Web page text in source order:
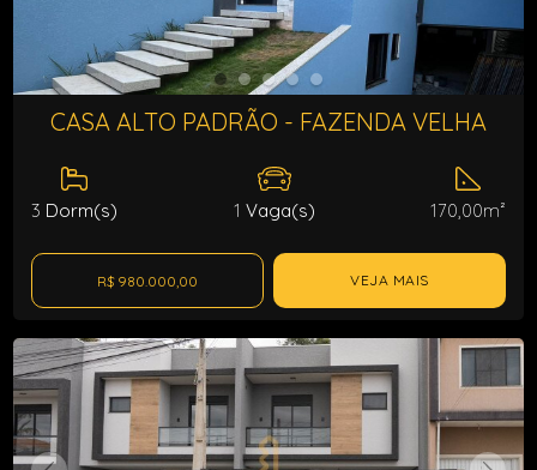
CASA ALTO PADRÃO - FAZENDA VELHA
3 Dorm(s) 1 Vaga(s) 170,00m²
R$ 980.000,00 VEJA MAIS